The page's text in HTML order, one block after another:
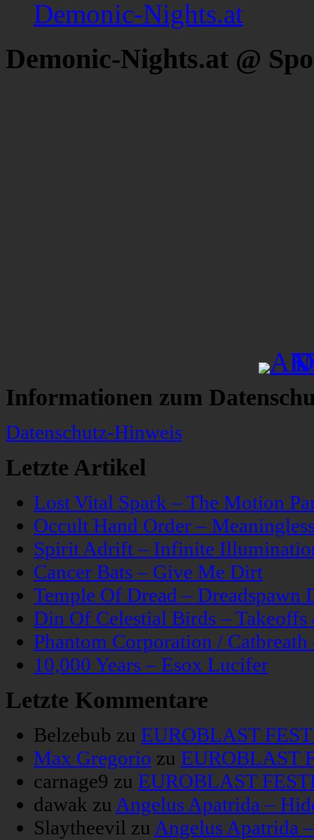
Demonic-Nights.at
Demonic-Nights.at @
Informationen zum
Datenschutz-Hinweis
Letzte Artikel
Lost Vital Spark – The Motion
Occult Hand Order –
Spirit Adrift – Infinite
Cancer Bats – Give Me Dirt
Temple Of Dread – Dreadspawn
Din Of Celestial Birds –
Phantom Corporation /
10,000 Years – Esox Lucifer
Letzte Kommentare
Belzebub zu EUROBLAST
Max Gregorio zu EUROBLAST
carnage9 zu EUROBLAST
dawak zu Angelus Apatrida –
Slaytheevil zu Angelus Apatrida